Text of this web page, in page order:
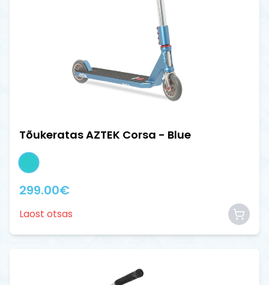
Tõukeratas AZTEK Corsa - Blue
299.00€
Laost otsas